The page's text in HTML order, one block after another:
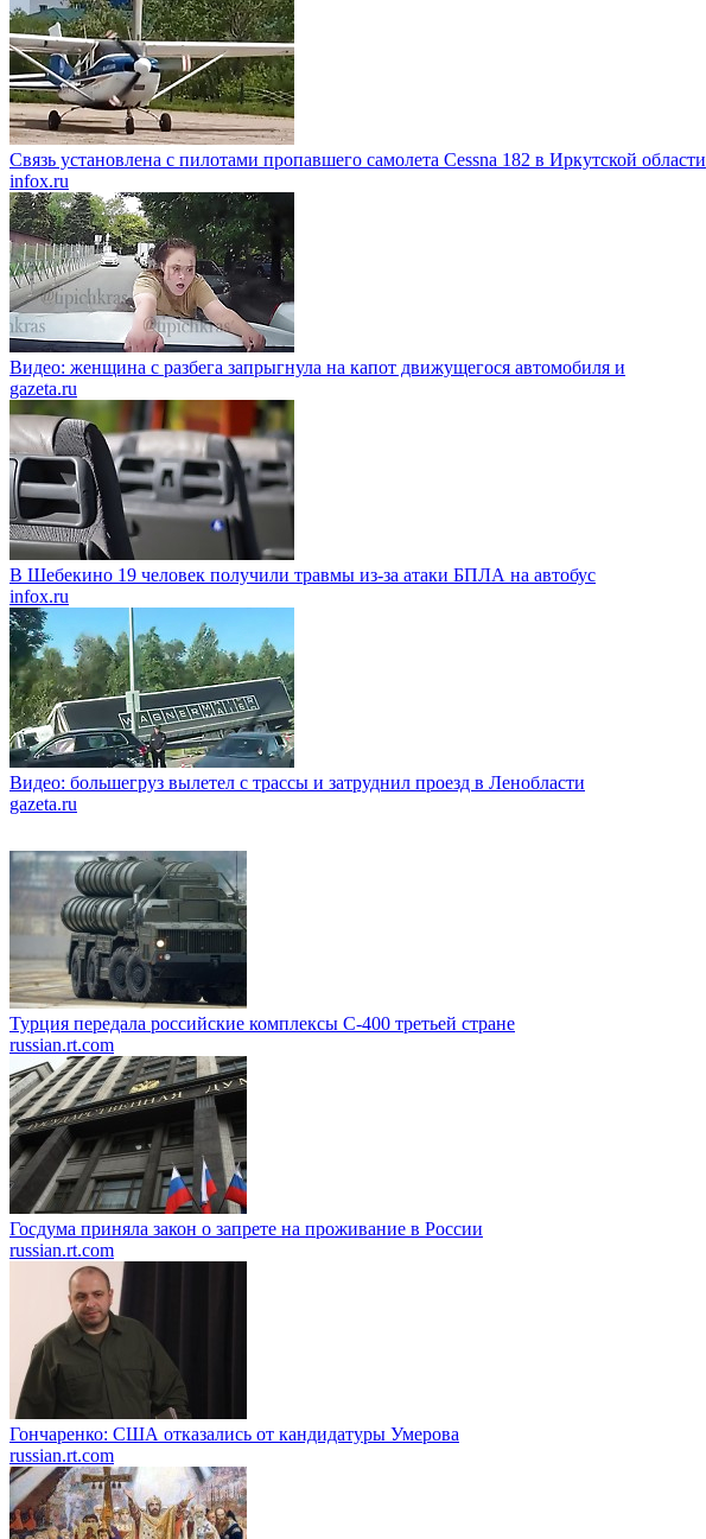
Связь установлена с пилотами пропавшего самолета Cessna 182 в Иркутской области
infox.ru
Видео: женщина с разбега запрыгнула на капот движущегося автомобиля и
gazeta.ru
В Шебекино 19 человек получили травмы из-за атаки БПЛА на автобус
infox.ru
Видео: большегруз вылетел с трассы и затруднил проезд в Ленобласти
gazeta.ru
Турция передала российские комплексы С-400 третьей стране
russian.rt.com
Госдума приняла закон о запрете на проживание в России
russian.rt.com
Гончаренко: США отказались от кандидатуры Умерова
russian.rt.com